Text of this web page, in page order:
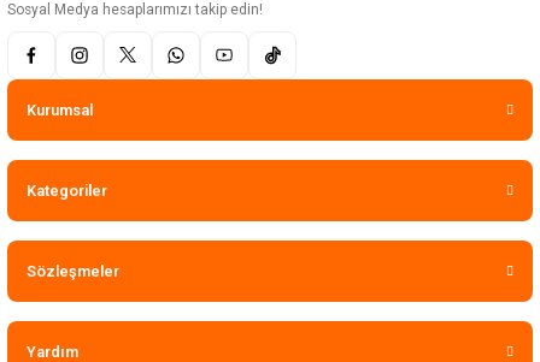
Sosyal Medya hesaplarımızı takip edin!
Kurumsal
Kategoriler
Sözleşmeler
Yardım